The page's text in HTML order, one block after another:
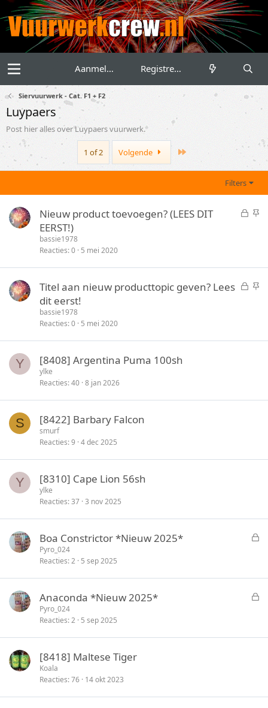
Aanmelden Registreren
Siervuurwerk - Cat. F1 + F2
Luypaers
Post hier alles over Luypaers vuurwerk.
1 of 2 Volgende
Filters
G
e
S
Nieuw product toevoegen? (LEES DIT
EERST!)
bassie1978
Reacties 0 5 mei 2020
G S
Titel aan nieuw producttopic geven? Lees
dit eerst!
bassie1978
Reacties 0 5 mei 2020
Y [8408] Argentina Puma 100sh
ylke
Reacties 40 8 jan 2026
S [8422] Barbary Falcon
smurf
Reacties 9 4 dec 2025
Y [8310] Cape Lion 56sh
ylke
Reacties 37 3 nov 2025
G
t
Boa Constrictor *Nieuw 2025*
Pyro_024
Reacties 2 5 sep 2025
G
Anaconda *Nieuw 2025*
Pyro_024
Reacties 2 5 sep 2025
[8418] Maltese Tiger
Koala
Reacties 76 14 okt 2023